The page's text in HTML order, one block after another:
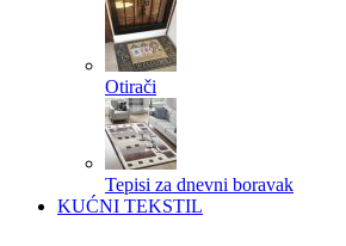
Otirači
Tepisi za dnevni boravak
KUĆNI TEKSTIL